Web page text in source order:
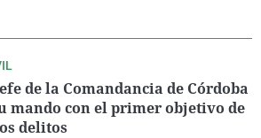
de la Comandancia de Córdoba
mando con el primer objetivo de
delitos